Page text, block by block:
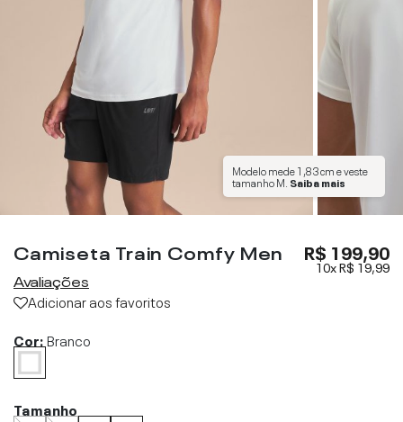
Modelo mede1,83 cme veste
tamanhoM Saiba mais
Camiseta Train Comfy Men
Avaliações
Adicionar aos favoritos
R$ 199,90
10xR$ 19,99
Cor:Branco
Tamanho